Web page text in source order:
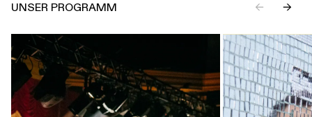
UNSER PROGRAMM ← →